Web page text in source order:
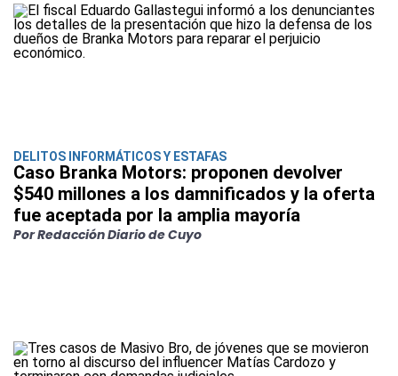
DELITOS INFORMÁTICOS Y ESTAFAS
Caso Branka Motors: proponen devolver
$540 millones a los damnificados y la oferta
fue aceptada por la amplia mayoría
Por Redacción Diario de Cuyo